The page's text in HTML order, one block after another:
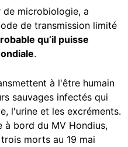
de microbiologie, a
de transmission limité
qu’il puisse
.
à l'être humain
sauvages infectés qui
l'urine et les excréments.
à bord du MV Hondius,
morts au 19 mai